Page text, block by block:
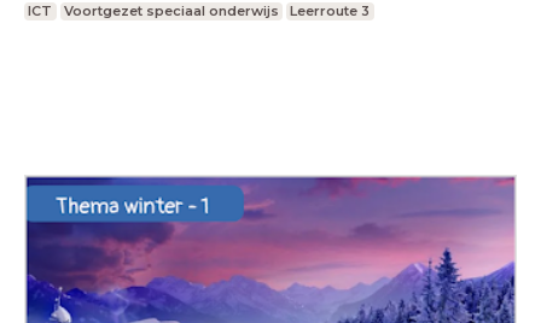
ICT Voortgezet speciaal onderwijs Leerroute 3